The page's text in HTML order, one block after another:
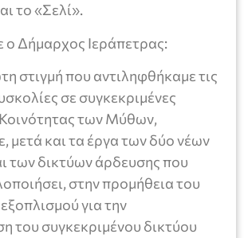
το «Σελί».
Δήμαρχος Ιεράπετρας:
στιγμή που αντιληφθήκαμε τις
σε συγκεκριμένες
των Μύθων,
μετά και τα έργα των δύο νέων
των δικτύων άρδευσης που
στην προμήθεια του
για την
του συγκεκριμένου δικτύου